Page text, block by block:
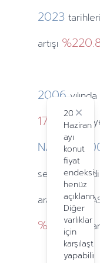
2023
artışı
2024
Haziran
ayı
konut
fiyat
endeksi
henüz
Diğer
varlıklar
için
Close
2006 yılında
1756.9
arasındaki
%857.71